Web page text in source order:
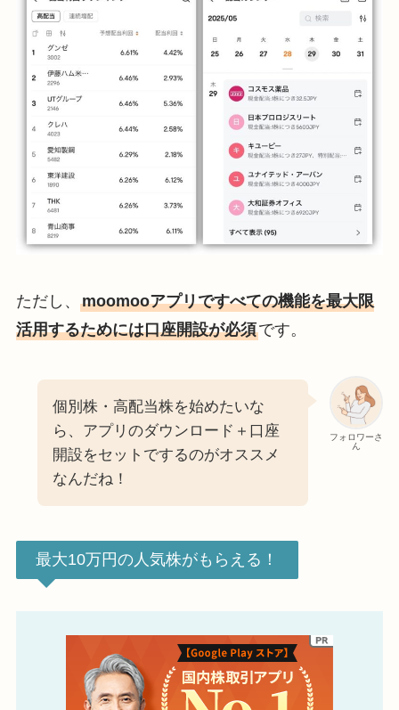
ただし、 moomooアプリですべての機能を最大限
活用するためには口座開設が必須です。
フォロワーさ
ん
個別株・高配当株を始めたいな
ら、アプリのダウンロード＋口座
開設をセットでするのがオススメ
なんだね！
最大10万円の人気株がもらえる！